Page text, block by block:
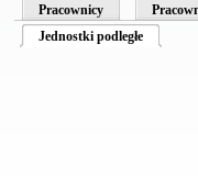
Pracownicy
Jednostki podległe